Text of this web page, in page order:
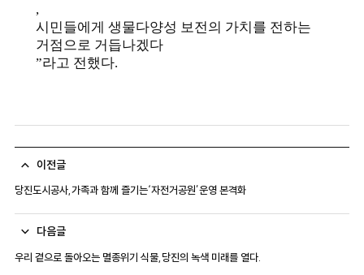
,
시민들에게 생물다양성 보전의 가치를 전하는
거점으로 거듭나겠다
”라고 전했다.
이전글
당진도시공사,가족과 함께 즐기는‘자전거공원’운영 본격화
다음글
우리 곁으로 돌아오는 멸종위기 식물,당진의 녹색 미래를 열다.